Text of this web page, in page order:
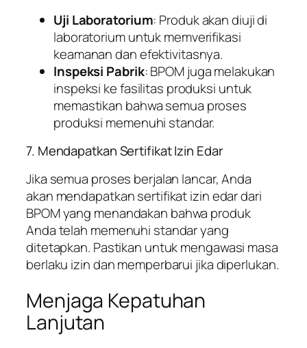
Uji Laboratorium: Produk akan diuji di
laboratorium untuk memverifikasi
keamanan dan efektivitasnya.
Inspeksi Pabrik: BPOM juga melakukan
inspeksi ke fasilitas produksi untuk
memastikan bahwa semua proses
produksi memenuhi standar.
7. Mendapatkan Sertifikat Izin Edar
Jika semua proses berjalan lancar, Anda
akan mendapatkan sertifikat izin edar dari
BPOM yang menandakan bahwa produk
Anda telah memenuhi standar yang
ditetapkan. Pastikan untuk mengawasi masa
berlaku izin dan memperbarui jika diperlukan.
Menjaga Kepatuhan
Lanjutan